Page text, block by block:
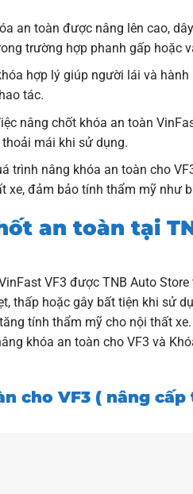
an toàn được nâng lên cao,
trường hợp phanh gấp hoặc
hợp lý giúp người lái và
tác.
nâng chốt khóa an toàn
mái khi sử dụng.
trình nâng khóa an toàn cho
xe, đảm bảo tính thẩm mỹ như
an toàn tại
VF3 được TNB Auto
thấp hoặc gây bất tiện khi sử
tính thẩm mỹ cho nội thất
khóa an toàn cho VF3 và
cho VF3 ( nâng